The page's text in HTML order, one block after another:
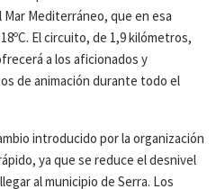
Mediterráneo, que en esa
El circuito, de 1,9 kilómetros,
a los aficionados y
de animación durante todo el
introducido por la organización
ya que se reduce el desnivel
al municipio de Serra. Los